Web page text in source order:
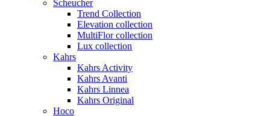
Scheucher
Trend Collection
Elevation collection
MultiFlor collection
Lux collection
Kahrs
Kahrs Activity
Kahrs Avanti
Kahrs Linnea
Kahrs Original
Hoco